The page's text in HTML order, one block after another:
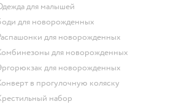
Одежда для малышей
Боди для новорожденных
Распашонки для новорожденных
Комбинезоны для новорожденных
Эргорюкзак для новорожденных
Конверт в прогулочную коляску
Крестильный набор